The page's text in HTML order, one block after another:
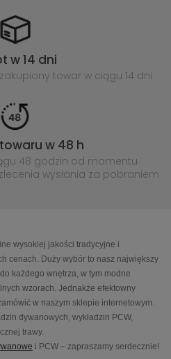
w 14 dni
towar w ciągu 14 dni
w 48 h
48 godzin od momentu
zlecenia wysłania za pobraniem
wysokiej jakości tradycyjne i
cenach. Duży wybór to nasz największy
każdego wnętrza, w tym modne
wzorach. Jednakże efektowny
w naszym sklepie internetowym.
dywanowych, wykładzin PCW,
trawy.
i PCW – zapraszamy serdecznie!